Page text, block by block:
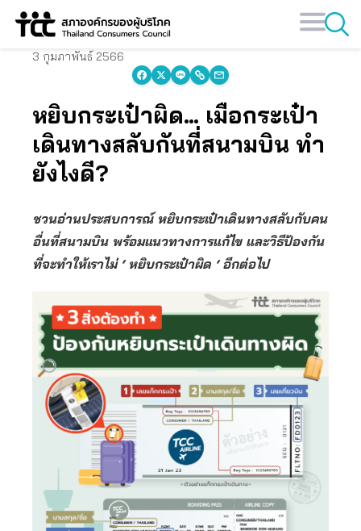
Skip
3 กุมภาพันธ์ 2566
หยิบกระเป๋าผิด… เมื่อกระเป๋า
เดินทางสลับกันที่สนามบิน ทำ
ยังไงดี?
ชวนอ่านประสบการณ์ หยิบกระเป๋าเดินทางสลับกับคน
อื่นที่สนามบิน พร้อมแนวทางการแก้ไข และวิธีป้องกัน
ที่จะทำให้เราไม่ ‘ หยิบกระเป๋าผิด ‘ อีกต่อไป